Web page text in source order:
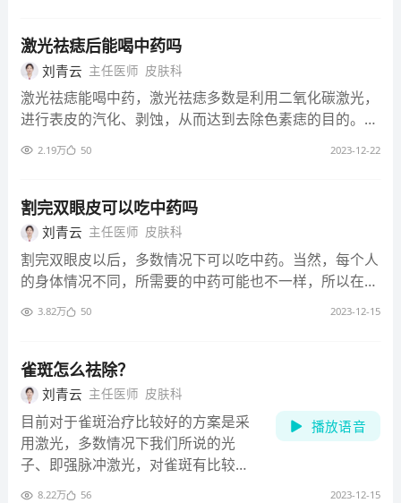
可以表现为黑色、棕色、褐色、蓝黑
色，极少数也可以表现为正常肤色、
淡黄色或者是暗红色。在医学上，我
们根据痣细胞的不同位置，将其分为
交界痣、皮内痣和混合痣。
实一些刺激性的食物存在对湿疹的负
面影响。 所以一般来说对于湿疹的患
者，首先我们要减少一些刺激性食物
的摄入，比如说食物中辣椒、花椒、
一些比较强的香辛料，包括像芥末之
类的食物都应该减少食用；另外就是
现象，因为这类的食物都可以明显存
在使血管扩张的反应，会加重患者红
斑和瘙痒，所以对于绝大多数的湿疹
患者来说，这些食物都是应该禁止食
用的。 其它的例如蛋、奶、海鲜这些
患者的个别体质来确定，如果患者确
服用。如果不存在明确的过敏反应，
还是可以适当服用的。
激光祛痣后能喝中药吗
刘青云 主任医师 皮肤科
激光祛痣能喝中药，激光祛痣多数是利用二氧化碳激光，
进行表皮的汽化、剥蚀，从而达到去除色素痣的目的。
因为色素痣的分布比较局限，所以通常来说，激光祛痣的
或者外用的抗生素药膏，避免皮肤感染，促进创面愈合就
可以。总体来说，祛痣的治疗跟身体的整体状况没有太大
关系，所以喝中药不影响祛痣以后皮肤的修复。
2.19万 50 2023-12-22
割完双眼皮可以吃中药吗
刘青云 主任医师 皮肤科
割完双眼皮以后，多数情况下可以吃中药。当然，每个人
的身体情况不同，所需要的中药可能也不一样，所以在这
种情况下，可以咨询开药的中医大夫。 割双眼皮治疗是
人来说，皮肤的红斑、肿胀，以及瘢痕的修复，在一个月
之内就可以基本解决。这时需要注意皮肤的护理，少吃刺
激性的东西，合理休息，以帮助创面的愈合。多数情况
下，喝中药不影响皮肤伤口愈合，除非中药里有一些特别
的药物，不利于创面修复，就需要特别小心，这种情况下
可以咨询开药的医生。
3.82万 50 2023-12-15
雀斑怎么祛除？
刘青云 主任医师 皮肤科
目前对于雀斑治疗比较好的方案是采
用激光，多数情况下我们所说的光
子、即强脉冲激光，对雀斑有比较好
的疗效。除了激光的方法以外，雀斑
播放语音
8.22万 56 2023-12-15